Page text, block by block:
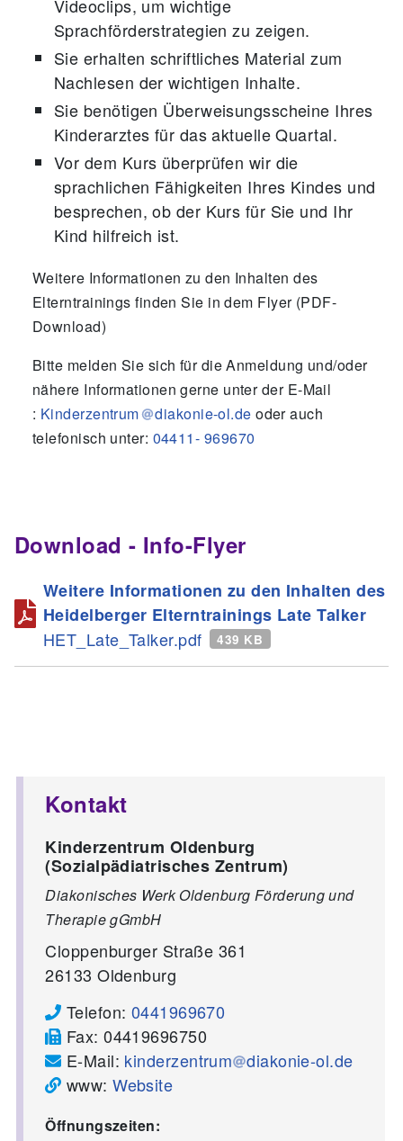
Kontakt
Kinderzentrum Oldenburg
(Sozialpädiatrisches Zentrum)
Diakonisches Werk Oldenburg Förderung und
Therapie gGmbH
Cloppenburger Straße 361
26133 Oldenburg
Telefon: 0441969670
Fax:04419696750
E-Mail: kinderzentrum
diakonie-ol.de
www:Website
Öffnungszeiten:
Videoclips, um wichtige
Sprachförderstrategien zu zeigen.
Sie erhalten schriftliches Material zum
Nachlesen der wichtigen Inhalte.
Sie benötigen Überweisungsscheine Ihres
Kinderarztes für das aktuelle Quartal.
Vor dem Kurs überprüfen wir die
sprachlichen Fähigkeiten Ihres Kindes und
besprechen, ob der Kurs für Sie und Ihr
Kind hilfreich ist.
Weitere Informationen zu den Inhalten des
Elterntrainings finden Sie in dem Flyer (PDF-
Download)
Bitte melden Sie sich für die Anmeldung und/oder
nähere Informationen gerne unter der E-Mail
: Kinderzentrum diakonie-ol.de oder auch
telefonisch unter: 04411- 969670
Download - Info-Flyer
Weitere Informationen zu den Inhalten des
Heidelberger Elterntrainings Late Talker
HET_Late_Talker.pdf
439 KB